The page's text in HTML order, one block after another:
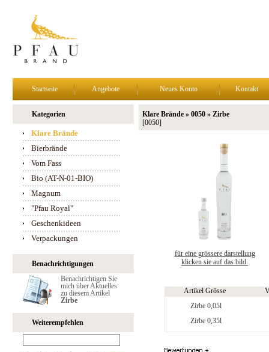
Startseite Angebote Neues Konto Kontakt
Kategorien
Klare Brände
Bierbrände
Vom Fass
Bio (AT-N-01-BIO)
Magnum
"Pfau Royal"
Geschenkideen
Verpackungen
Benachrichtigungen
Benachrichtigen Sie
mich über Aktuelles
zu diesem Artikel
Zirbe
Weiterempfehlen
Klare Brände » 0050 » Zirbe
[0050]
für eine grössere darstellung
klicken sie auf das bild.
Artikel Grösse
Zirbe 0,05l
Zirbe 0,35l